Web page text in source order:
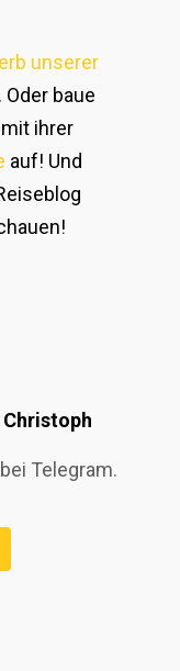
unserer
. Oder baue
ihrer
auf! Und
Telegram.